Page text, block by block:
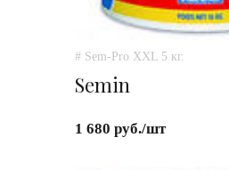
# Sem-Pro XXL 5 кг.
Semin
1 680 руб./шт